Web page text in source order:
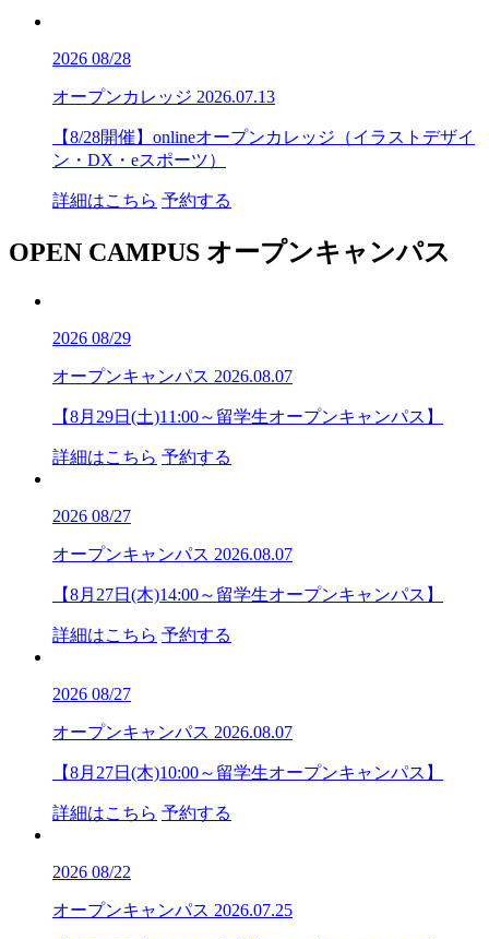
2026 08/28
オープンカレッジ 2026.07.13
【8/28開催】onlineオープンカレッジ（イラストデザイ
ン・DX・eスポーツ）
詳細はこちら 予約する
OPEN CAMPUS オープンキャンパス
2026 08/29
オープンキャンパス 2026.08.07
【8月29日(土)11:00～留学生オープンキャンパス】
詳細はこちら 予約する
2026 08/27
オープンキャンパス 2026.08.07
【8月27日(木)14:00～留学生オープンキャンパス】
詳細はこちら 予約する
2026 08/27
オープンキャンパス 2026.08.07
【8月27日(木)10:00～留学生オープンキャンパス】
詳細はこちら 予約する
2026 08/22
オープンキャンパス 2026.07.25